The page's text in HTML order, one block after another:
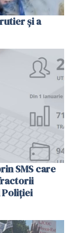
și a
SMS care
Poliției